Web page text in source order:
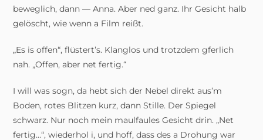
beweglich, dann — Anna. Aber ned ganz. Ihr Gesicht halb
gelöscht, wie wenn a Film reißt.
„Es is offen“, flüstert’s. Klanglos und trotzdem gferlich
nah. „Offen, aber net fertig.“
I will was sogn, da hebt sich der Nebel direkt aus’m
Boden, rotes Blitzen kurz, dann Stille. Der Spiegel
schwarz. Nur noch mein maulfaules Gesicht drin. „Net
fertig…“, wiederhol i, und hoff, dass des a Drohung war